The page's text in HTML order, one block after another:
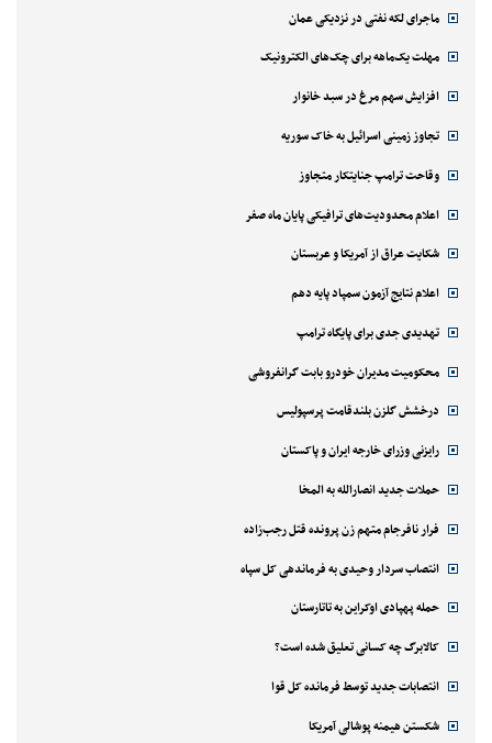
ماجرای لکه نفتی در نزدیکی عمان
مهلت یک‌ماهه برای چک‌های الکترونیک
افزایش سهم مرغ در سبد خانوار
تجاوز زمینی اسرائیل به خاک سوریه
وقاحت ترامپ جنایتکار متجاوز
اعلام محدودیت‌های ترافیکی پایان ماه صفر
شکایت عراق از آمریکا و عربستان
اعلام نتایج آزمون سمپاد پایه دهم
تهدیدی جدی برای پایگاه ترامپ
محکومیت مدیران خودرو بابت گرانفروشی
درخشش گلزن بلندقامت پرسپولیس
رایزنی وزرای خارجه ایران و پاکستان
حملات جدید انصارالله به المخا
فرار نافرجام متهم زن پرونده قتل رجب‌زاده
انتصاب سردار وحیدی به فرماندهی کل سپاه
حمله پهپادی اوکراین به تاتارستان
کالابرگ چه کسانی تعلیق شده است؟
انتصابات جدید توسط فرمانده کل قوا
شکستن هیمنه پوشالی آمریکا